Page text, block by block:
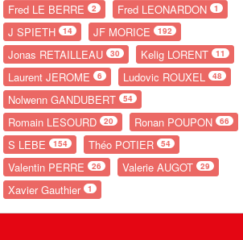
Fred LE BERRE 2 Fred LEONARDON 1
J SPIETH 14 JF MORICE 192
Jonas RETAILLEAU 30 Kelig LORENT 11
Laurent JEROME 6 Ludovic ROUXEL 48
Nolwenn GANDUBERT 54
Romain LESOURD 20 Ronan POUPON 66
S LEBE 154 Théo POTIER 54
Valentin PERRE 26 Valerie AUGOT 29
Xavier Gauthier 1